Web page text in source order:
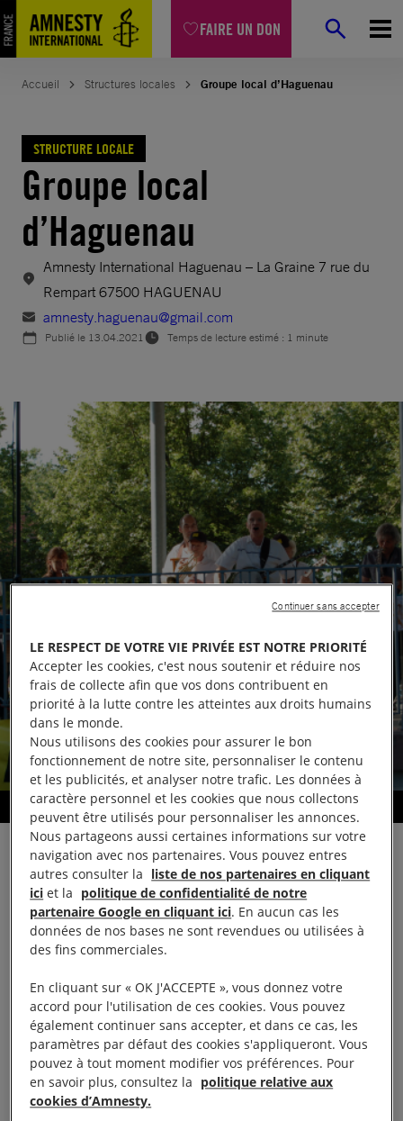
FAIRE UN DON
Aller
au
contenu
Accueil Structures locales Groupe local d’Haguenau
STRUCTURE LOCALE
Groupe local
d’Haguenau
Amnesty International Haguenau – La Graine 7 rue du
Rempart 67500 HAGUENAU
amnesty.haguenau@gmail.com
Publié le 13.04.2021 Temps de lecture estimé : 1 minute
Concert en plein air
LA VIE DU GROUPE
Présentation
Le groupe de Haguenau se réunit tous les mois
depuis plus de 15 ans, se caractérise par un turn
over régulier de ses membres et c’est très bien !
Chacun apporte sa pierre à l’histoire du groupe.
LE RESPECT DE VOTRE VIE PRIVÉE EST NOTRE PRIORITÉ
Accepter les cookies, c'est nous soutenir et réduire nos
frais de collecte afin que vos dons contribuent en
priorité à la lutte contre les atteintes aux droits humains
dans le monde.
Nous utilisons des cookies pour assurer le bon
fonctionnement de notre site, personnaliser le contenu
et les publicités, et analyser notre trafic. Les données à
caractère personnel et les cookies que nous collectons
peuvent être utilisés pour personnaliser les annonces.
Nous partageons aussi certaines informations sur votre
navigation avec nos partenaires. Vous pouvez entres
autres consulter la liste de nos partenaires en cliquant
ici et la politique de confidentialité de notre
partenaire Google en cliquant ici. En aucun cas les
données de nos bases ne sont revendues ou utilisées à
des fins commerciales.
En cliquant sur « OK J'ACCEPTE », vous donnez votre
accord pour l'utilisation de ces cookies. Vous pouvez
également continuer sans accepter, et dans ce cas, les
paramètres par défaut des cookies s'appliqueront. Vous
pouvez à tout moment modifier vos préférences. Pour
en savoir plus, consultez la politique relative aux
cookies d’Amnesty.
Continuer sans accepter